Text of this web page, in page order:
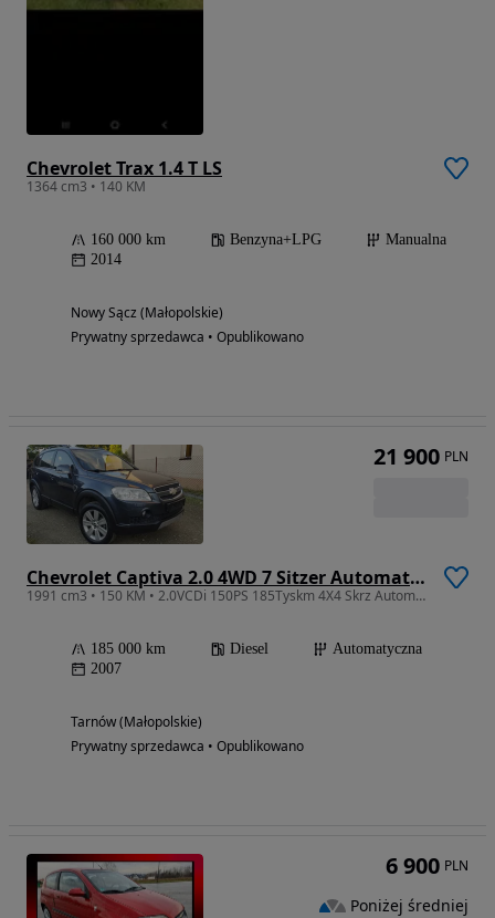
Chevrolet Trax 1.4 T LS
1364 cm3 • 140 KM
160 000 km Benzyna+LPG
Manualna
2014
Nowy Sącz (Małopolskie)
Prywatny sprzedawca • Opublikowano
Chevrolet Captiva 2.0 4WD 7 Sitzer Automatik LT Exclusive
1991 cm3 • 150 KM • 2.0VCDi 150PS 185Tyskm 4X4 Skrz Automat Oryg Lakier Zero Korozji
185 000 km Diesel
Automatyczna
2007
Tarnów (Małopolskie)
Prywatny sprzedawca • Opublikowano
21 900 PLN
6 900 PLN
Poniżej średniej